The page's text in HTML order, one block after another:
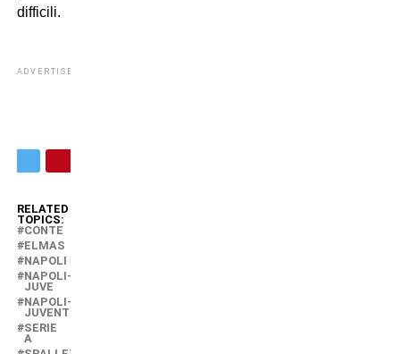
difficili.
ADVERTISEMENT
RELATED
TOPICS:
CONTE
ELMAS
NAPOLI
NAPOLI-
JUVE
NAPOLI-
JUVENTUS
SERIE
A